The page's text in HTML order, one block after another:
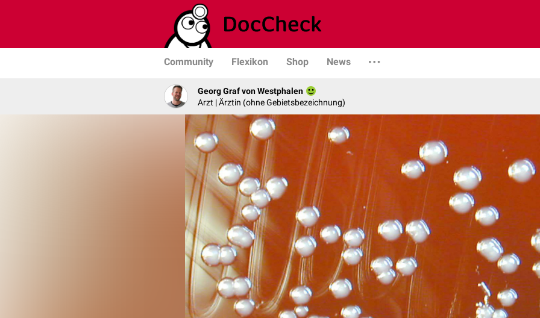
Community Flexikon Shop News
Georg Graf von Westphalen
Arzt | Ärztin (ohne Gebietsbezeichnung)